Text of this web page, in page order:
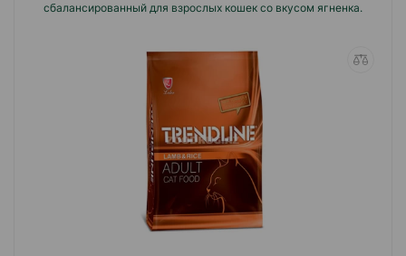
сбалансированный для взрослых кошек со вкусом ягненка.